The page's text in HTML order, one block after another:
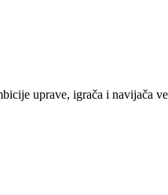
uprave, igrača i navijača